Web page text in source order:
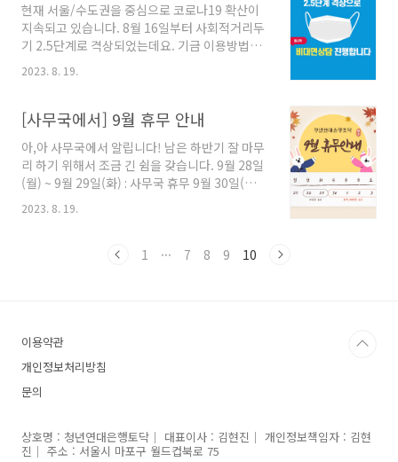
😮토닥학개론이란? 청년연대은행 토닥에서 진
행하는 조합원 필수 기초교육이자, 비조합원에
대한 조합 설명회입니다. 일시 : 2020년 9월 24
일 목요일 19:15~21:00 장소 : 방구석 1열(온라
교육을 위한 사전준비사항🔥 ..
현재 서울/수도권을 중심으로 코로나19 확산이
지속되고 있습니다. 8월 16일부터 사회적거리두
기 2.5단계로 격상되었는데요. 기금 이용방법은
이전과 동일하지만, 서로의 안전과 건강을 위해
사회적거리두기가 (1) 2단계로 격하되기 전까지
공동체기금(대출) 신청 > 상담날짜 선정 > 사무
대출금 입금 > 상환 (변경 후) 공동체기금(대출)
신청 > 상담날짜 선정 > 구글 미트(google
meet)를 이용한 비대면상담 > 기금 심사 > 약정
서 작성 > 대출금 입금 > 상환 향후 정부의 사회적
2023. 8. 19.
[사무국에서] 9월 휴무 안내
아,아 사무국에서 알립니다! 남은 하반기 잘 마무
리 하기 위해서 조금 긴 쉼을 갖습니다. 9월 28일
(월) ~ 9월 29일(화) : 사무국 휴무 9월 30일(수)
~ 10월 2일(금) : 추석휴무 휴무기간에는 공동체
기금을 위한 대출상담 및 사무국 업무를 진행하
1주일 전(~9/21)까지 대출신청을 마무리해주세
2023. 8. 19.
1 ··· 7 8 9 10
이용약관
개인정보처리방침
문의
상호명 : 청년연대은행토닥｜ 대표이사 : 김현진｜ 개인정보책임자 : 김현
진｜ 주소 : 서울시 마포구 월드컵북로 75